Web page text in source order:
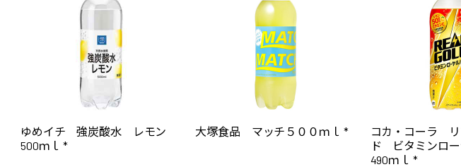
ゆめイチ 強炭酸水 レモン
500ｍｌ *
大塚食品 マッチ５００ｍｌ *
コカ・コーラ リ
ド ビタミンロ
490ｍｌ *